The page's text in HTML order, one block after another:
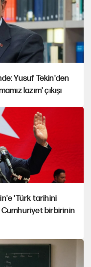
Yusuf Tekin'den
lazım' çıkışı
'Türk tarihini
Cumhuriyet birbirinin